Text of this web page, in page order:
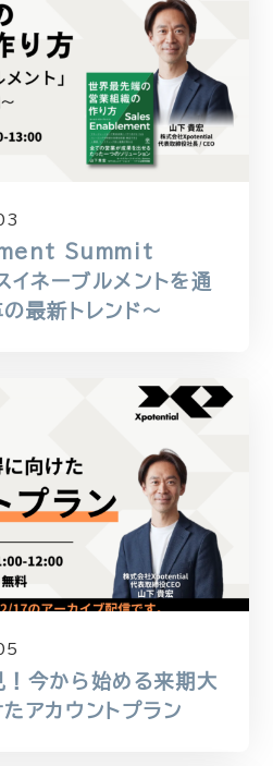
Summit
ネーブルメントを通
最新トレンド〜
今から始める来期大
アカウントプラン